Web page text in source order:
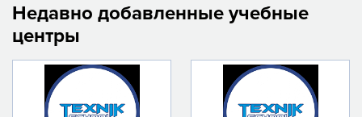
Недавно добавленные учебные
центры